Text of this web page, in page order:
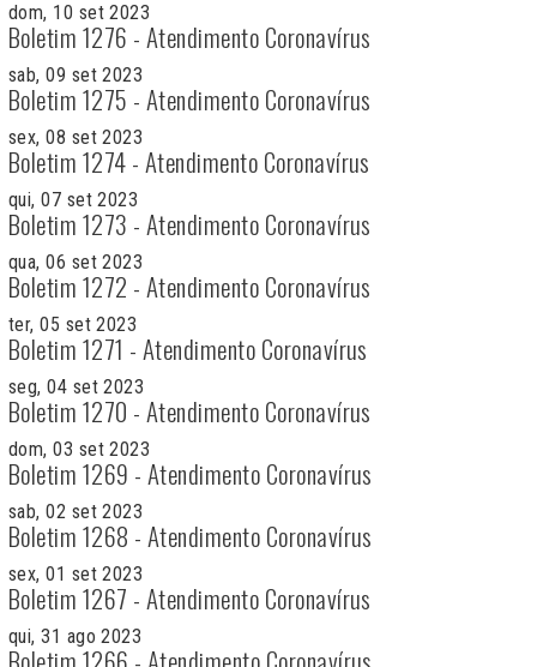
dom, 10 set 2023
Boletim 1276 - Atendimento Coronavírus
sab, 09 set 2023
Boletim 1275 - Atendimento Coronavírus
sex, 08 set 2023
Boletim 1274 - Atendimento Coronavírus
qui, 07 set 2023
Boletim 1273 - Atendimento Coronavírus
qua, 06 set 2023
Boletim 1272 - Atendimento Coronavírus
ter, 05 set 2023
Boletim 1271 - Atendimento Coronavírus
seg, 04 set 2023
Boletim 1270 - Atendimento Coronavírus
dom, 03 set 2023
Boletim 1269 - Atendimento Coronavírus
sab, 02 set 2023
Boletim 1268 - Atendimento Coronavírus
sex, 01 set 2023
Boletim 1267 - Atendimento Coronavírus
qui, 31 ago 2023